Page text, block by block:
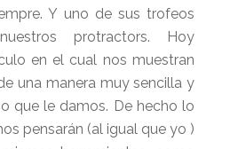
Y uno de sus trofeos
protractors. Hoy
en el cual nos muestran
una manera muy sencilla y
que le damos. De hecho lo
pensarán (al igual que yo )